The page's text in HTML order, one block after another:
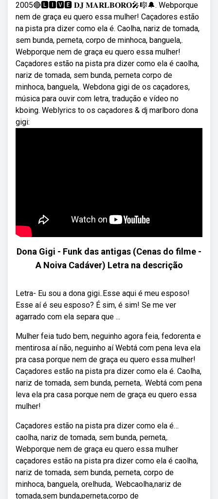
2005🔴🅻🅸🆅🅴 𝐃𝐉 𝐌𝐀𝐑𝐋𝐁𝐎𝐑𝐎🎤🎼🔔. Webporque
nem de graça eu quero essa mulher! Caçadores estão
na pista pra dizer como ela é. Caolha, nariz de tomada,
sem bunda, perneta, corpo de minhoca, banguela,.
Webporque nem de graça eu quero essa mulher!
Caçadores estão na pista pra dizer como ela é caolha,
nariz de tomada, sem bunda, perneta corpo de
minhoca, banguela,. Webdona gigi de os caçadores,
música para ouvir com letra, tradução e vídeo no
kboing. Weblyrics to os caçadores & dj marlboro dona
gigi:
Dona Gigi - Funk das antigas (Cenas do filme -
A Noiva Cadáver) Letra na descrição
Letra- Eu sou a dona gigi..Esse aqui é meu esposo!
Esse aí é seu esposo? É sim, é sim! Se me ver
agarrado com ela separa que ...
Mulher feia tudo bem, neguinho agora feia, fedorenta e
mentirosa aí não, neguinho aí Webtá com pena leva ela
pra casa porque nem de graça eu quero essa mulher!
Caçadores estão na pista pra dizer como ela é. Caolha,
nariz de tomada, sem bunda, perneta,. Webtá com pena
leva ela pra casa porque nem de graça eu quero essa
mulher!
Caçadores estão na pista pra dizer como ela é…
caolha, nariz de tomada, sem bunda, perneta,.
Webporque nem de graça eu quero essa mulher
caçadores estão na pista pra dizer como ela é caolha,
nariz de tomada, sem bunda, perneta, corpo de
minhoca, banguela, orelhuda,. Webcaolha,nariz de
tomada,sem bunda,perneta,corpo de